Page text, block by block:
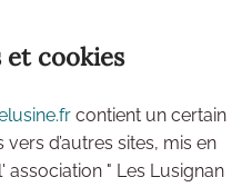
et cookies
contient un certain
d’autres sites, mis en
association " Les Lusignan